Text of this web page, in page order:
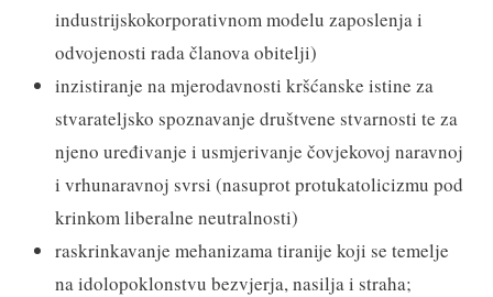
industrijskokorporativnom modelu zaposlenja i
odvojenosti rada članova obitelji)
inzistiranje na mjerodavnosti kršćanske istine za
stvarateljsko spoznavanje društvene stvarnosti te za
njeno uređivanje i usmjerivanje čovjekovoj naravnoj
i vrhunaravnoj svrsi (nasuprot protukatolicizmu pod
krinkom liberalne neutralnosti)
raskrinkavanje mehanizama tiranije koji se temelje
na idolopoklonstvu bezvjerja, nasilja i straha;